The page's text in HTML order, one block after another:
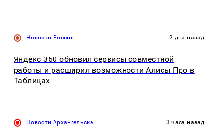
Новости России 2 дня назад
Яндекс 360 обновил сервисы совместной
работы и расширил возможности Алисы Про в
Таблицах
Новости Архангельска 3 часа назад